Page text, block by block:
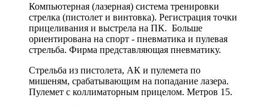
Компьютерная (лазерная) система тренировки
стрелка (пистолет и винтовка). Регистрация точки
прицеливания и выстрела на ПК. Больше
ориентирована на спорт - пневматика и пулевая
стрельба. Фирма представляющая пневматику.
Стрельба из пистолета, АК и пулемета по
мишеням, срабатывающим на попадание лазера.
Пулемет с коллиматорным прицелом. Метров 15.